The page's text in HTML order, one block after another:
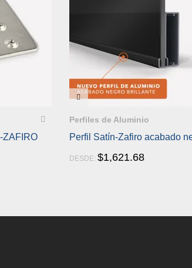
ZAFIRO
VISTA RÁPIDA
Perfiles de Aluminio
Perfil Satín-Zafiro acabado
DESDE: $1,621.68